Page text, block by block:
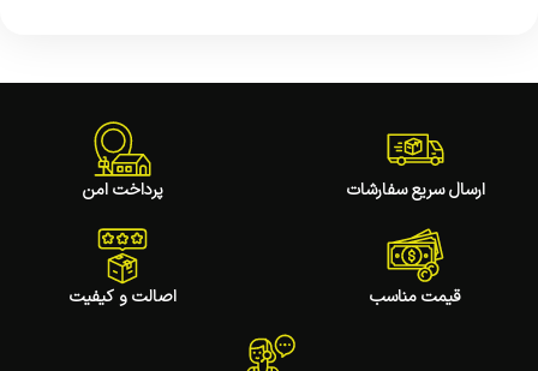
ارسال سریع سفارشات پرداخت امن
قیمت مناسب اصالت و کیفیت